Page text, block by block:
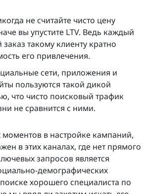
не считайте чисто цену
вы упустите LTV. Ведь каждый
такому клиенту кратно
его привлечения.
сети, приложения и
пользуются такой дикой
что чисто поисковый трафик
не сравнится с ними.
в настройке кампаний,
в этих каналах, где нет прямого
запросов является
демографических
хорошего специалиста по